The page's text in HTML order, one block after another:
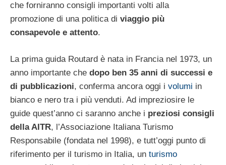
che forniranno consigli importanti volti alla
promozione di una politica di viaggio più
consapevole e attento.
La prima guida Routard è nata in Francia nel 1973, un
anno importante che dopo ben 35 anni di successi e
di pubblicazioni, conferma ancora oggi i volumi in
bianco e nero tra i più venduti. Ad impreziosire le
guide quest’anno ci saranno anche i preziosi consigli
della AITR, l’Associazione Italiana Turismo
Responsabile (fondata nel 1998), e tutt’oggi punto di
riferimento per il turismo in Italia, un turismo